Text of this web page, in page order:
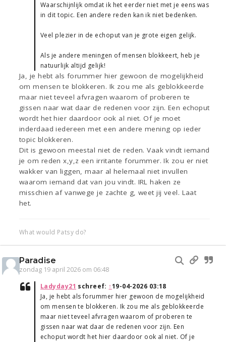
Waarschijnlijk omdat ik het eerder niet met je eens was
in dit topic. Een andere reden kan ik niet bedenken.
Veel plezier in de echoput van je grote eigen gelijk.
Als je andere meningen of mensen blokkeert, heb je
natuurlijk altijd gelijk!
Ja, je hebt als forummer hier gewoon de mogelijkheid
om mensen te blokkeren. Ik zou me als geblokkeerde
maar niet teveel afvragen waarom of proberen te
gissen naar wat daar de redenen voor zijn. Een echoput
wordt het hier daardoor ook al niet. Of je moet
inderdaad iedereen met een andere mening op ieder
topic blokkeren.
Dit is gewoon meestal niet de reden. Vaak vindt iemand
je om reden x,y,z een irritante forummer. Ik zou er niet
wakker van liggen, maar al helemaal niet invullen
waarom iemand dat van jou vindt. IRL haken ze
misschien af vanwege je zachte g, weet jij veel. Laat
het.
What would Patsy do?
Paradise
zondag 19 april 2026 om 06:48
Ladyday21 schreef: ↑19-04-2026 03:18
Ja, je hebt als forummer hier gewoon de mogelijkheid
om mensen te blokkeren. Ik zou me als geblokkeerde
maar niet teveel afvragen waarom of proberen te
gissen naar wat daar de redenen voor zijn. Een
echoput wordt het hier daardoor ook al niet. Of je